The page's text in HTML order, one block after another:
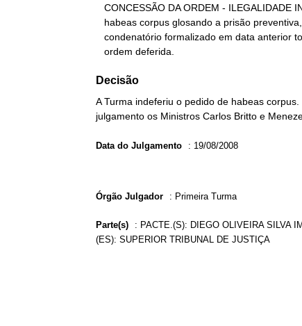
   ordem deferida.
Decisão
A Turma indeferiu o pedido de habeas
julgamento os Ministros Carlos Britto e
Data do Julgamento : 19/08/2008
Órgão Julgador : Primeira Turma
Parte(s) : PACTE.(S): DIEGO OLIVEIRA SILVA
(ES): SUPERIOR TRIBUNAL DE JUSTIÇA